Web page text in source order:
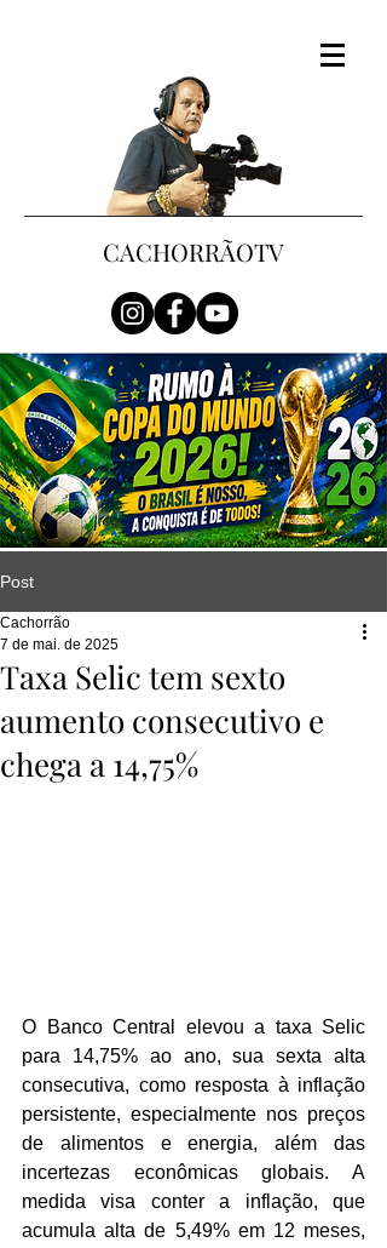
CACHORRÃOTV
Post
Taxa Selic tem sexto
aumento consecutivo e
chega a 14,75%
Cachorrão
7 de mai. de 2025
O Banco Central elevou a taxa Selic
para 14,75% ao ano, sua sexta alta
consecutiva, como resposta à inflação
persistente, especialmente nos preços
de alimentos e energia, além das
incertezas econômicas globais. A
medida visa conter a inflação, que
acumula alta de 5,49% em 12 meses,